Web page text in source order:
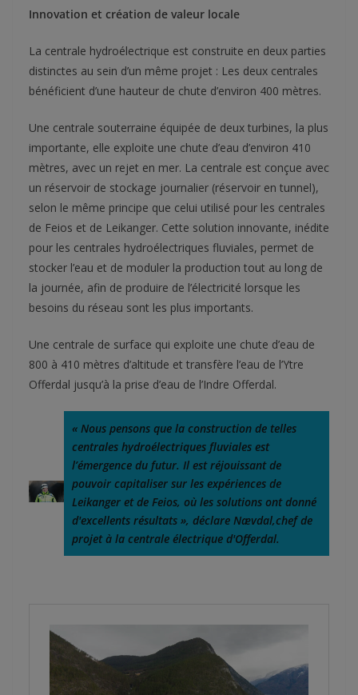
Innovation et création de valeur locale
La centrale hydroélectrique est construite en deux parties
distinctes au sein d’un même projet : Les deux centrales
bénéficient d’une hauteur de chute d’environ 400 mètres.
Une centrale souterraine équipée de deux turbines, la plus
importante, elle exploite une chute d’eau d’environ 410
mètres, avec un rejet en mer. La centrale est conçue avec
un réservoir de stockage journalier (réservoir en tunnel),
selon le même principe que celui utilisé pour les centrales
de Feios et de Leikanger. Cette solution innovante, inédite
pour les centrales hydroélectriques fluviales, permet de
stocker l’eau et de moduler la production tout au long de
la journée, afin de produire de l’électricité lorsque les
besoins du réseau sont les plus importants.
Une centrale de surface qui exploite une chute d’eau de
800 à 410 mètres d’altitude et transfère l’eau de l’Ytre
Offerdal jusqu’à la prise d’eau de l’Indre Offerdal.
« Nous pensons que la construction de telles
centrales hydroélectriques fluviales est
l’émergence du futur. Il est réjouissant de
pouvoir capitaliser sur les expériences de
Leikanger et de Feios, où les solutions ont donné
d'excellents résultats », déclare Nævdal,chef de
projet à la centrale électrique d'Offerdal.